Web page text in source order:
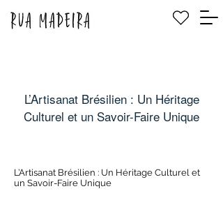
L’Artisanat Brésilien : Un Héritage
Culturel et un Savoir-Faire Unique
L’Artisanat Brésilien : Un Héritage Culturel et
un Savoir-Faire Unique